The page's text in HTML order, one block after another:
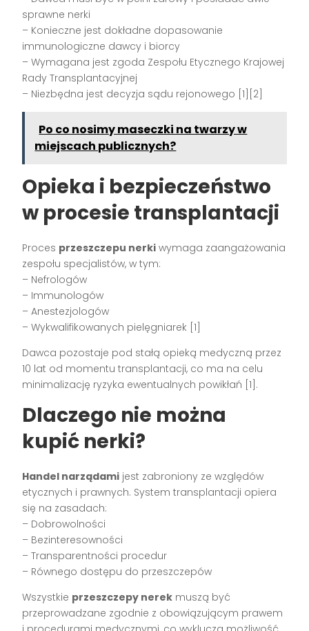
sprawne nerki
– Konieczne jest dokładne dopasowanie
immunologiczne dawcy i biorcy
– Wymagana jest zgoda Zespołu Etycznego Krajowej
Rady Transplantacyjnej
– Niezbędna jest decyzja sądu rejonowego [1][2]
Po co nosimy maseczki na twarzy w
miejscach publicznych?
Opieka i bezpieczeństwo
w procesie transplantacji
Proces przeszczepu nerki wymaga zaangażowania
zespołu specjalistów, w tym:
– Nefrologów
– Immunologów
– Anestezjologów
– Wykwalifikowanych pielęgniarek [1]
Dawca pozostaje pod stałą opieką medyczną przez
10 lat od momentu transplantacji, co ma na celu
minimalizację ryzyka ewentualnych powikłań [1].
Dlaczego nie można
kupić nerki?
Handel narządami jest zabroniony ze względów
etycznych i prawnych. System transplantacji opiera
się na zasadach:
– Dobrowolności
– Bezinteresowności
– Transparentności procedur
– Równego dostępu do przeszczepów
Wszystkie przeszczepy nerek muszą być
przeprowadzane zgodnie z obowiązującym prawem